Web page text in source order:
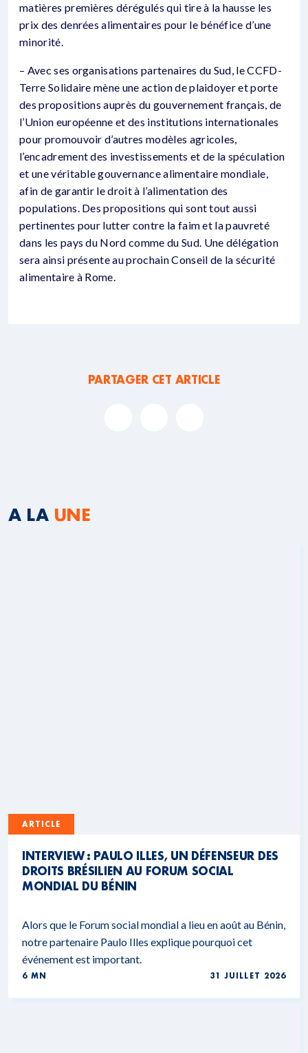
matières premières dérégulés qui tire à la hausse les
prix des denrées alimentaires pour le bénéfice d’une
minorité.
– Avec ses organisations partenaires du Sud, le CCFD-
Terre Solidaire mène une action de plaidoyer et porte
des propositions auprès du gouvernement français, de
l’Union européenne et des institutions internationales
pour promouvoir d’autres modèles agricoles,
l’encadrement des investissements et de la spéculation
et une véritable gouvernance alimentaire mondiale,
afin de garantir le droit à l’alimentation des
populations. Des propositions qui sont tout aussi
pertinentes pour lutter contre la faim et la pauvreté
dans les pays du Nord comme du Sud. Une délégation
sera ainsi présente au prochain Conseil de la sécurité
alimentaire à Rome.
PARTAGER CET ARTICLE
A LA UNE
ARTICLE
INTERVIEW : PAULO ILLES, UN DÉFENSEUR DES
DROITS BRÉSILIEN AU FORUM SOCIAL
MONDIAL DU BÉNIN
Alors que le Forum social mondial a lieu en août au Bénin,
notre partenaire Paulo Illes explique pourquoi cet
événement est important.
6 MN 31 JUILLET 2026